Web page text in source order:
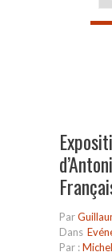
Par
Dans
Par :